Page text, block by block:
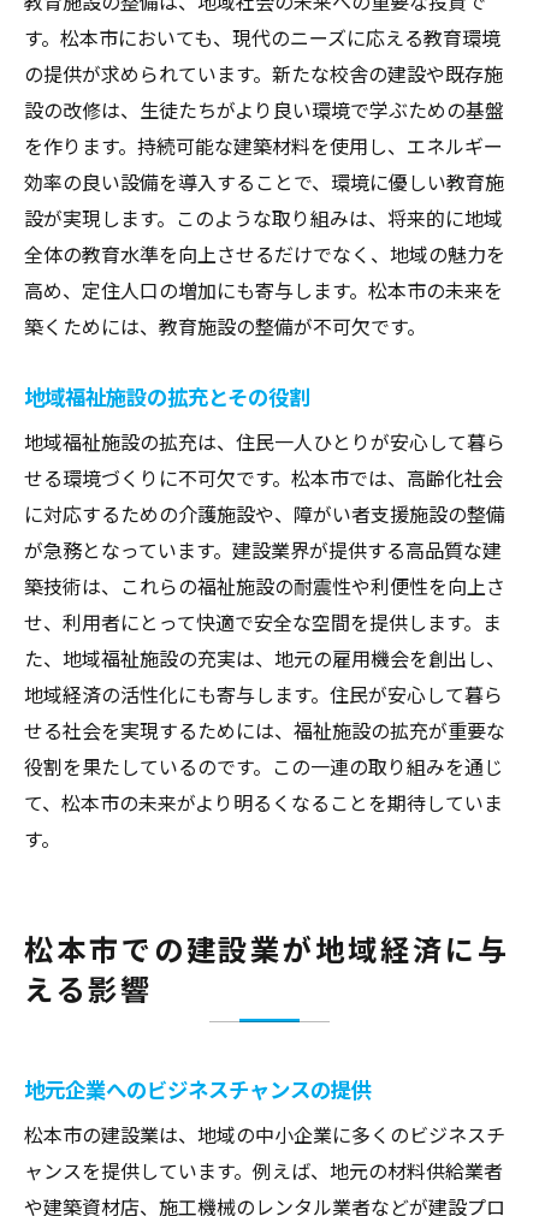
す。松本市においても、現代のニーズに応える教育環境
の提供が求められています。新たな校舎の建設や既存施
設の改修は、生徒たちがより良い環境で学ぶための基盤
を作ります。持続可能な建築材料を使用し、エネルギー
効率の良い設備を導入することで、環境に優しい教育施
設が実現します。このような取り組みは、将来的に地域
全体の教育水準を向上させるだけでなく、地域の魅力を
高め、定住人口の増加にも寄与します。松本市の未来を
築くためには、教育施設の整備が不可欠です。
地域福祉施設の拡充とその役割
地域福祉施設の拡充は、住民一人ひとりが安心して暮ら
せる環境づくりに不可欠です。松本市では、高齢化社会
に対応するための介護施設や、障がい者支援施設の整備
が急務となっています。建設業界が提供する高品質な建
築技術は、これらの福祉施設の耐震性や利便性を向上さ
せ、利用者にとって快適で安全な空間を提供します。ま
た、地域福祉施設の充実は、地元の雇用機会を創出し、
地域経済の活性化にも寄与します。住民が安心して暮ら
せる社会を実現するためには、福祉施設の拡充が重要な
役割を果たしているのです。この一連の取り組みを通じ
て、松本市の未来がより明るくなることを期待していま
す。
松本市での建設業が地域経済に与
える影響
地元企業へのビジネスチャンスの提供
松本市の建設業は、地域の中小企業に多くのビジネスチ
ャンスを提供しています。例えば、地元の材料供給業者
や建築資材店、施工機械のレンタル業者などが建設プロ